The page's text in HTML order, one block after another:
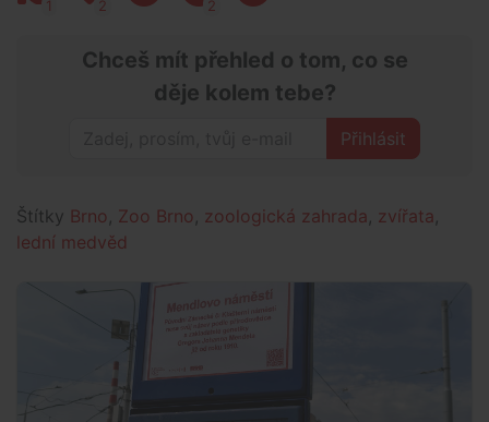
1 2 2
Chceš mít přehled o tom, co se
děje kolem tebe?
Přihlásit
Štítky Brno , Zoo Brno , zoologická zahrada, zvířata,
lední medvěd